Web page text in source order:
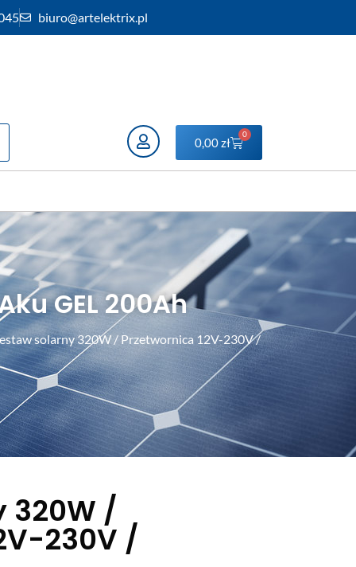
biuro@artelektrix.pl
0,00zł
0
GEL 200Ah
solarny 320W / Przetwornica 12V-230V /
320W /
230V /